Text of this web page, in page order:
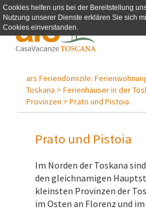
Cookies helfen uns bei der Bereitstellung
Nutzung unserer Dienste erklären Sie sich
Cookies einverstanden.
ars Feriendomizile:
Toskana > Ferienhäuser in der
Provinzen > Prato und Pistoia
Prato und Pistoia
Im Norden der Toskana
den gleichnamigen
kleinsten Provinzen der
im Osten an Florenz und